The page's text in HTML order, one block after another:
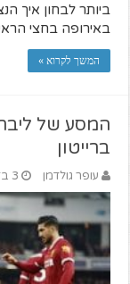
ביותר לבחון איך
באירופה בחצי הראשון
המשך לקרוא »
המסע של
ברייטון
עופר גולדמן 3 בדצמבר 2017